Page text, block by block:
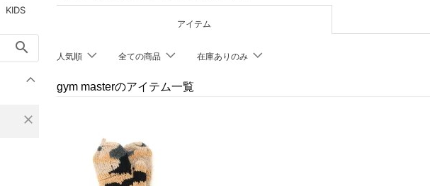
KIDS
search
close
アイテム
人気順 全ての商品 在庫ありのみ
gym masterのアイテム一覧